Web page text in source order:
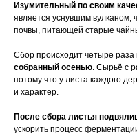
Изумительный по своим
является уснувшим вулканом,
почвы, питающей старые
Сбор происходит четыре раза
собранный осенью. Сырьё с
потому что у листа каждого
и характер.
После сбора листья
ускорить процесс